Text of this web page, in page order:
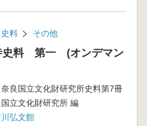
料 その他
史料 第一 (オンデマン
奈良国立文化財研究所史料第7冊
立文化財研究所 編
弘文館